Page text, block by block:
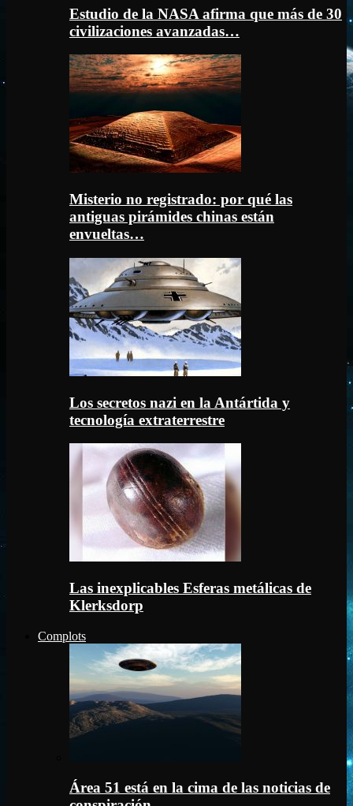
Estudio de la NASA afirma que más de 30
civilizaciones avanzadas…
Misterio no registrado: por qué las
antiguas pirámides chinas están
envueltas…
Los secretos nazi en la Antártida y
tecnología extraterrestre
Las inexplicables Esferas metálicas de
Klerksdorp
Complots
Área 51 está en la cima de las noticias de